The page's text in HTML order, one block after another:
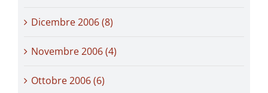
Dicembre 2006 (8)
Novembre 2006 (4)
Ottobre 2006 (6)